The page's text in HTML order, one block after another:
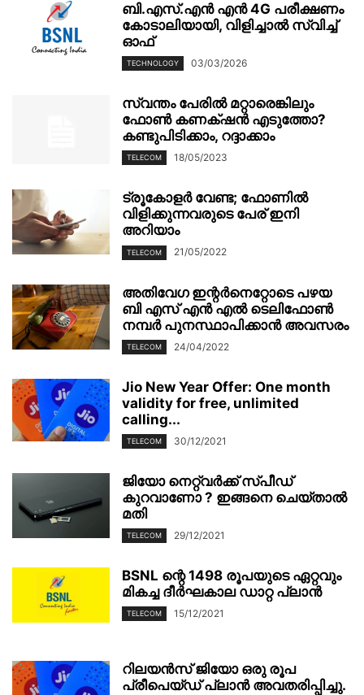
ബി.എസ്.എൻ എൻ 4G പരീക്ഷണം
കോടാലിയായി, വിളിച്ചാൽ സ്വിച്ച്
ഓഫ്
TECHNOLOGY 03/03/2026
സ്വന്തം പേരിൽ മറ്റാരെങ്കിലും
ഫോൺ കണക്‌ഷൻ എടുത്തോ?
കണ്ടുപിടിക്കാം, റദ്ദാക്കാം
TELECOM 18/05/2023
ട്രൂകോളർ വേണ്ട; ഫോണിൽ
വിളിക്കുന്നവരുടെ പേര് ഇനി
അറിയാം
TELECOM 21/05/2022
അതിവേഗ ഇന്റര്‍നെറ്റോടെ പഴയ
ബി എസ് എന്‍ എല്‍ ടെലിഫോൺ
നമ്പർ പുനസ്ഥാപിക്കാൻ അവസരം
TELECOM 24/04/2022
Jio New Year Offer: One month
validity for free, unlimited
calling...
TELECOM 30/12/2021
ജിയോ നെറ്റ്‌വർക്ക് സ്പീഡ്
കുറവാണോ ? ഇങ്ങനെ ചെയ്താൽ
മതി
TELECOM 29/12/2021
BSNL ന്റെ 1498 രൂപയുടെ ഏറ്റവും
മികച്ച ദീർഘകാല ഡാറ്റ പ്ലാൻ
TELECOM 15/12/2021
റിലയൻസ് ജിയോ ഒരു രൂപ
പ്രീപെയ്ഡ് പ്ലാൻ അവതരിപ്പിച്ചു.